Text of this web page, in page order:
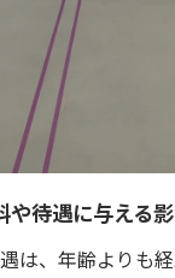
や待遇に与える
は、年齢よりも